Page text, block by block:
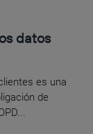
datos
es una
de